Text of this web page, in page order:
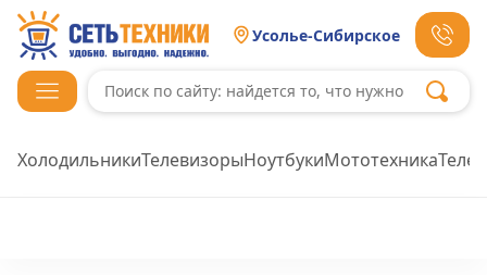
Усолье-Сибирское
ХолодильникиТелевизорыНоутбукиМототехника